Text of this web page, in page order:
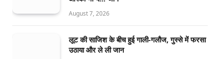
August 7, 2026
लूट की साजिश के बीच हुई गाली-गलौज, गुस्से में फरसा
उठाया और ले ली जान